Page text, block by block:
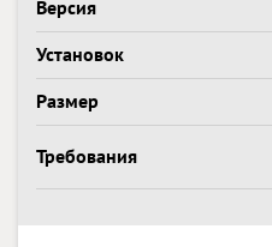
Версия
Установок
Размер
Требования